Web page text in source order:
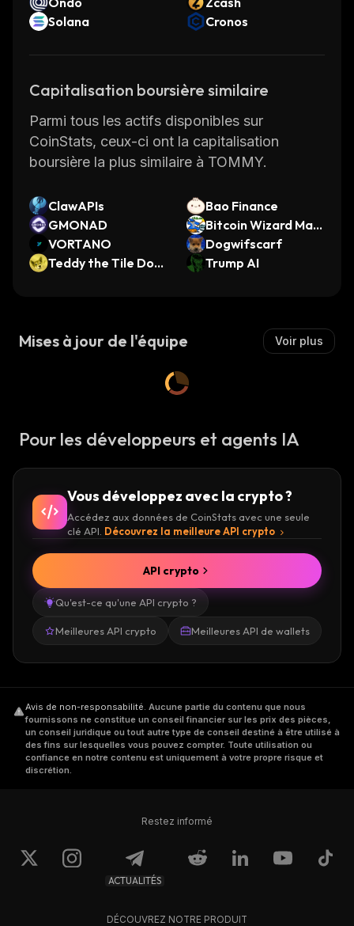
Solana
Cronos
Capitalisation boursière similaire
Parmi tous les actifs disponibles sur
CoinStats, ceux-ci ont la capitalisation
boursière la plus similaire à TOMMY.
ClawAPIs
Bao Finance
GMONAD
Bitcoin Wizard Mas
cot
VORTANO
Dogwifscarf
Teddy the Tile Dog
Trump AI
Mises à jour de l'équipe Voir plus
Pour les développeurs et agents IA
Vous développez avec la crypto ?
Accédez aux données de CoinStats avec une seule
clé API. Découvrez la meilleure API crypto
Qu'est-ce qu'une API crypto ?
Meilleures API crypto Meilleures API de wallets
API crypto
Avis de non-responsabilité. Aucune partie du contenu que nous
fournissons ne constitue un conseil financier sur les prix des pièces,
un conseil juridique ou tout autre type de conseil destiné à être utilisé à
des fins sur lesquelles vous pouvez compter. Toute utilisation ou
confiance en notre contenu est uniquement à votre propre risque et
discrétion.
Restez informé
ACTUALITÉS
DÉCOUVREZ NOTRE PRODUIT